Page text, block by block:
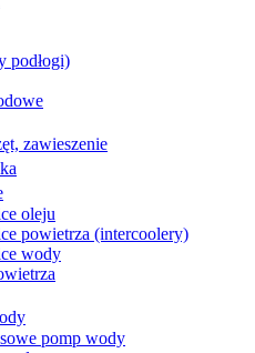
podłogi)
zawieszenie
oleju
powietrza (intercoolery)
wody
pomp wody